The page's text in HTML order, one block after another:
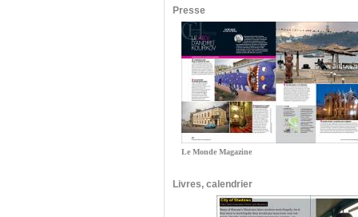
Presse
Le Monde Magazine
Livres, calendrier